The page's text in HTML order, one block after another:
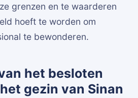
grenzen en te waarderen
hoeft te worden om
te bewonderen.
het besloten
gezin van Sinan